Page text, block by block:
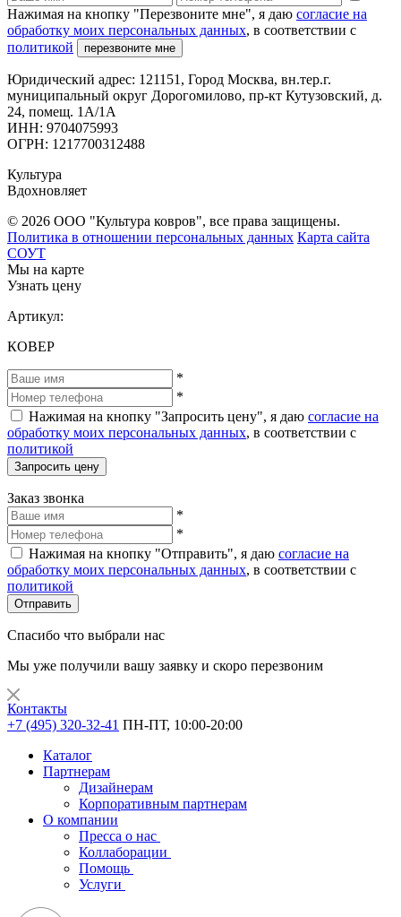
Нажимая на кнопку "Перезвоните мне", я даю согласие на
обработку моих персональных данных, в соответствии с
политикой
перезвоните мне
Юридический адрес: 121151, Город Москва, вн.тер.г.
муниципальный округ Дорогомилово, пр-кт Кутузовский, д.
24, помещ. 1А/1А
ИНН: 9704075993
ОГРН: 1217700312488
Культура
Вдохновляет
© 2026 ООО "Культура ковров", все права защищены.
Политика в отношении персональных данных Карта сайта
СОУТ
Мы на карте
Узнать цену
Артикул:
КОВЕР
*
*
Нажимая на кнопку "Запросить цену", я даю согласие на
обработку моих персональных данных, в соответствии с
политикой
Запросить цену
Заказ звонка
*
*
Нажимая на кнопку "Отправить", я даю согласие на
обработку моих персональных данных, в соответствии с
политикой
Отправить
Спасибо что выбрали нас
Мы уже получили вашу заявку и скоро перезвоним
Контакты
+7 (495) 320-32-41 ПН-ПТ, 10:00-20:00
Каталог
Партнерам
Дизайнерам
Корпоративным партнерам
О компании
Пресса о нас
Коллаборации
Помощь
Услуги